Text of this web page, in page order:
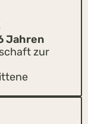
Jahren
zur